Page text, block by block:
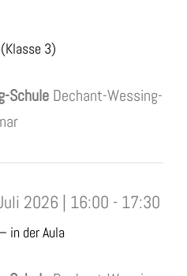
3)
Schule Dechant-Wessing-
in der Aula
2026 | 16:00 - 17:30